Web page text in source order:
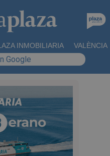
INMOBILIARIA VALÈNCIA
Google